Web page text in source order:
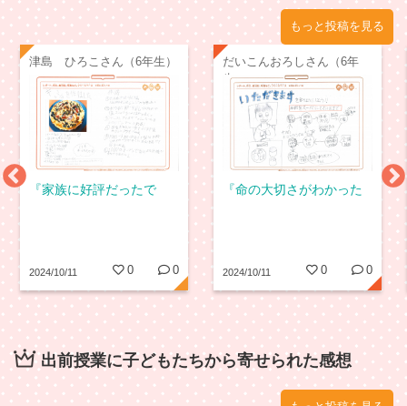
もっと投稿を見る
津島 ひろこさん（6年生）
『家族に好評だったで
2024/10/11 0 0
だいこんおろしさん（6年
生）
『命の大切さがわかった
2024/10/11 0 0
出前授業に子どもたちから寄せられた感想